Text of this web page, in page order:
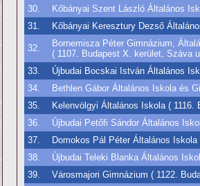
30.
Kőbányai Szent László Általános
31.
Kőbányai Keresztury Dezső
32.
Bornemisza Péter Gimnázium,
( 1107. Budapest X. kerület, Száva
33.
Újbudai Bocskai István Általános
34.
Bethlen Gábor Általános Iskola és
35.
Kelenvölgyi Általános Iskola (
36.
Újbudai Petőfi Sándor Általános
37.
Domokos Pál Péter Általános
38.
Újbudai Teleki Blanka Általános
39.
Városmajori Gimnázium ( 1122.